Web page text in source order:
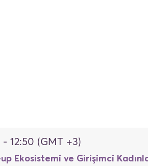
- 12:50 (GMT +3)
Ekosistemi ve Girişimci